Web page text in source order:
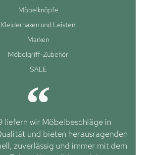
Möbelknöpfe
Kleiderhaken und Leisten
Marken
Möbelgriff-Zubehör
SALE
liefern wir Möbelbeschläge in
und bieten herausragenden
zuverlässig und immer mit dem